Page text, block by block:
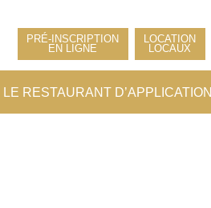
PRÉ-INSCRIPTION
EN LIGNE
LOCATION
LOCAUX
LE RESTAURANT D’APPLICATION